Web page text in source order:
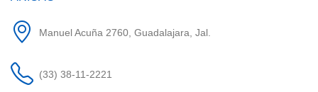
Manuel Acuña 2760, Guadalajara, Jal.
(33) 38-11-2221